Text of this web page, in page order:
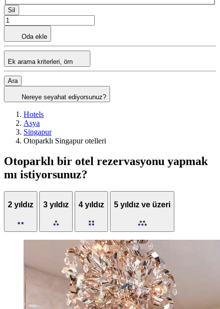
Sil
Oda ekle
Ek arama kriterleri, örn
Ara
Nereye seyahat ediyorsunuz?
Hotels
Asya
Singapur
Otoparklı Singapur otelleri
Otoparklı bir otel rezervasyonu yapmak
mı istiyorsunuz?
2 yıldız 3 yıldız 4 yıldız 5 yıldız ve üzeri